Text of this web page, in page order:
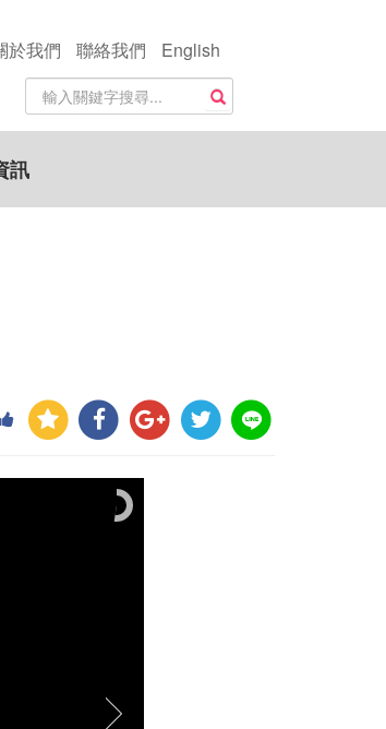
於我們 聯絡我們
English
站
內
搜
尋
關
鍵
搜尋
訊